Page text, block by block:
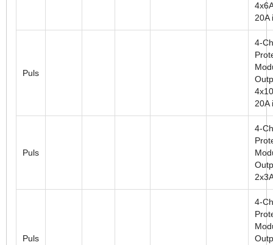
20A
Puls
4-
20A
Puls
4-
Puls
4-